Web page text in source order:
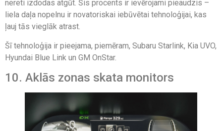
nereti izdodas atgūt. Šis procents ir ievērojami pieaudzis –
liela daļa nopelnu ir novatoriskai iebūvētai tehnoloģijai, kas
ļauj tās vieglāk atrast.
Šī tehnoloģija ir pieejama, piemēram, Subaru Starlink, Kia UVO,
Hyundai Blue Link un GM OnStar.
10. Aklās zonas skata monitors